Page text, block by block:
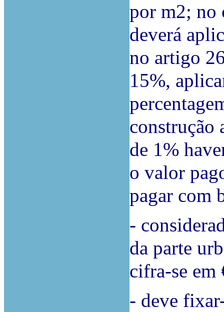
por m2; no
deverá
no artigo
15%,
construção
de 1%
o valor
pagar com
-
da parte
cifra-se
- deve